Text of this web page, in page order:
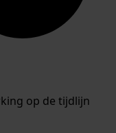
op de tijdlijn